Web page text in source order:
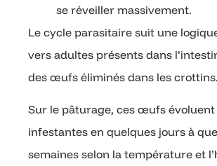
se réveiller massivement.
Le cycle parasitaire suit une
vers adultes présents dans
des œufs éliminés dans les crottins.
Sur le pâturage, ces œufs évoluent
infestantes en quelques jours à
semaines selon la température et